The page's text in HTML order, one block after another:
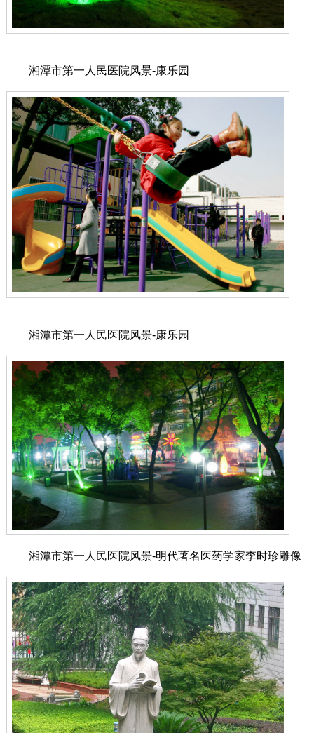
湘潭市第一人民医院风景-康乐园
湘潭市第一人民医院风景-康乐园
湘潭市第一人民医院风景-明代著名医药学家李时珍雕像